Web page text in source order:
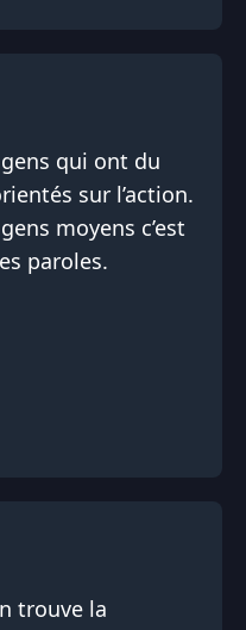
qui ont du
sur l’action.
moyens c’est
paroles.
trouve la